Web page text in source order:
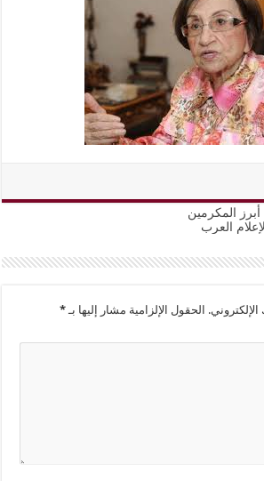
المكرمين
العرب
الحقول الإلزامية مشار إليها بـ*